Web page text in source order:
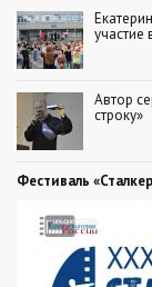
участие
Автор
строку»
Фестиваль